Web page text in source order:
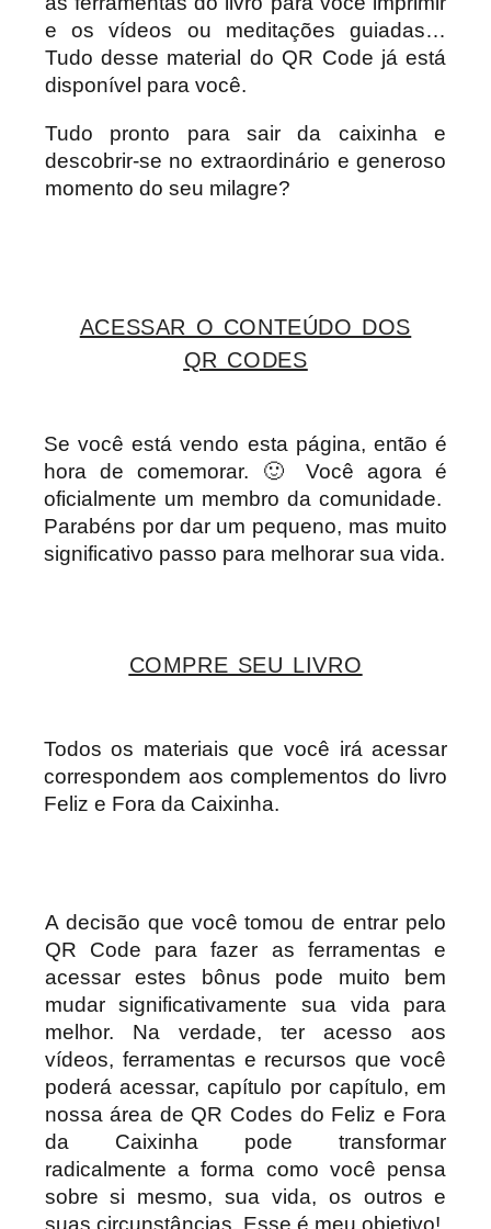
e os vídeos ou meditações guiadas…
Tudo desse material do QR Code já está
disponível para você.
Tudo pronto para sair da caixinha e
descobrir-se no extraordinário e generoso
momento do seu milagre?
ACESSAR O CONTEÚDO DOS
QR CODES
Se você está vendo esta página, então é
hora de comemorar. 🙂 Você agora é
oficialmente um membro da comunidade.
Parabéns por dar um pequeno, mas muito
significativo passo para melhorar sua vida.
COMPRE SEU LIVRO
Todos os materiais que você irá acessar
correspondem aos complementos do livro
Feliz e Fora da Caixinha.
A decisão que você tomou de entrar pelo
QR Code para fazer as ferramentas e
acessar estes bônus pode muito bem
mudar significativamente sua vida para
melhor. Na verdade, ter acesso aos
vídeos, ferramentas e recursos que você
poderá acessar, capítulo por capítulo, em
nossa área de QR Codes do Feliz e Fora
da Caixinha pode transformar
radicalmente a forma como você pensa
sobre si mesmo, sua vida, os outros e
suas circunstâncias. Esse é meu objetivo!